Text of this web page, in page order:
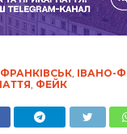
, ІВАНО-
, ФЕЙК